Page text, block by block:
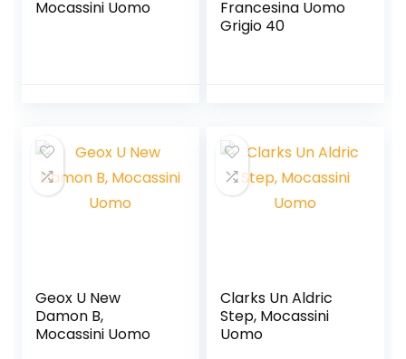
Mocassini Uomo
Francesina Uomo
Grigio 40
Geox U New
Damon B,
Mocassini Uomo
Clarks Un Aldric
Step, Mocassini
Uomo